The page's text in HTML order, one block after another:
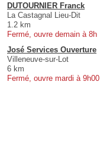
DUTOURNIER Franck
La Castagnal Lieu-Dit
1.2 km
Fermé, ouvre demain à 8h
José Services Ouverture
Villeneuve-sur-Lot
6 km
Fermé, ouvre mardi à 9h00